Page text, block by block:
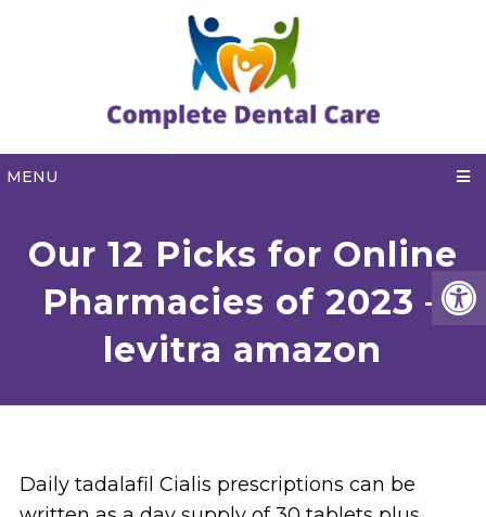
MENU
Our 12 Picks for Online
Pharmacies of 2023 –
levitra amazon
Daily tadalafil Cialis prescriptions can be